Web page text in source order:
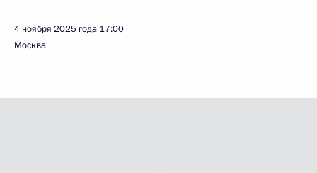
4 ноября 2025 года 17:00
Москва